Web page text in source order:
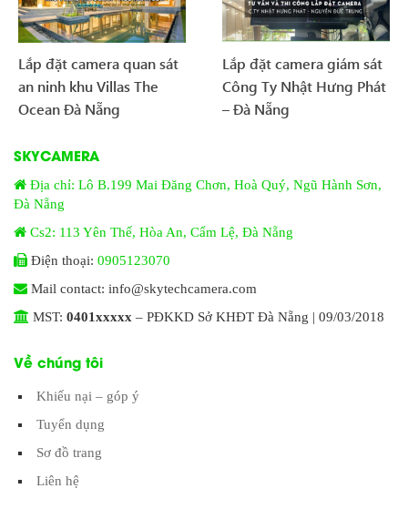
Lắp đặt camera quan sát
an ninh khu Villas The
Ocean Đà Nẵng
Lắp đặt camera giám sát
Công Ty Nhật Hưng Phát
– Đà Nẵng
SKYCAMERA
Địa chỉ: Lô B.199 Mai Đăng Chơn, Hoà Quý, Ngũ Hành Sơn,
Đà Nẵng
Cs2: 113 Yên Thế, Hòa An, Cẩm Lệ, Đà Nẵng
Điện thoại: 0905123070
Mail contact: info@skytechcamera.com
MST: 0401xxxxx – PĐKKD Sở KHĐT Đà Nẵng | 09/03/2018
Về chúng tôi
Khiếu nại – góp ý
Tuyển dụng
Sơ đồ trang
Liên hệ